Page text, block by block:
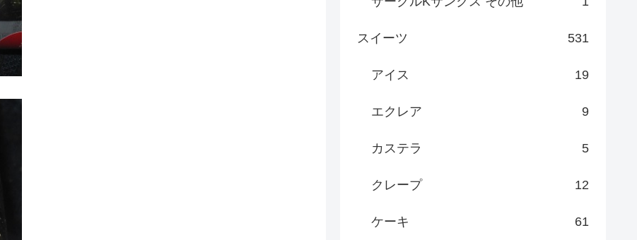
スイーツ 531
アイス 19
エクレア 9
カステラ 5
クレープ 12
ケーキ 61